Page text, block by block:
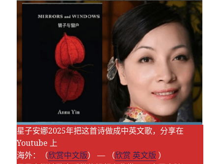
星子安娜2025年把这首诗做成中英文歌，分享在
Youtube 上
海外：（欣赏中文版） — （欣赏 英文版 ）